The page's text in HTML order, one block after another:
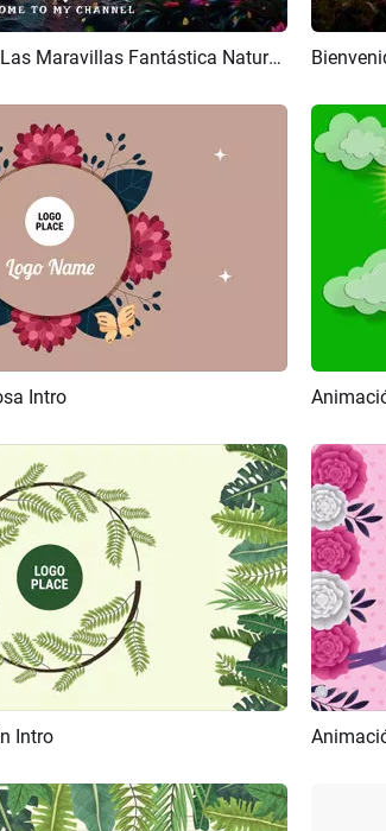
Crear IA Bienvenido Al País De Las Maravillas Fantástica Naturaleza Película De Cuento De Hadas Canal De Youtube Introducción Outro
Intro
Intro